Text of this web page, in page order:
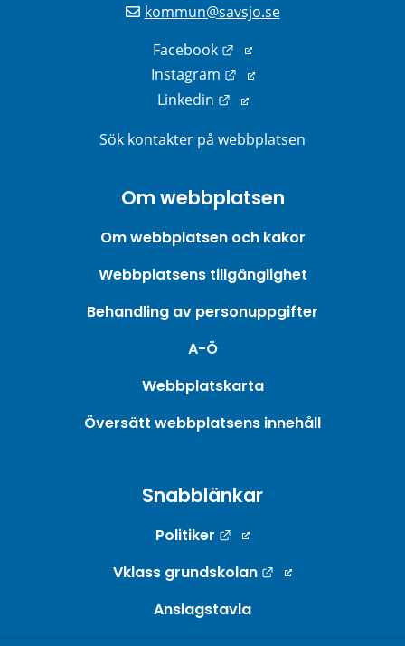
kommun@savsjo.se
Facebook
Länk till annan
Instagram
Länk till annan
Linkedin
Länk till annan webbplats.
Sök kontakter på webbplatsen
Om webbplatsen
Om webbplatsen och kakor
Webbplatsens tillgänglighet
Behandling av personuppgifter
A-Ö
Webbplatskarta
Översätt webbplatsens innehåll
Snabblänkar
Politiker
Länk till annan
Vklass grundskolan
Länk till annan
Anslagstavla